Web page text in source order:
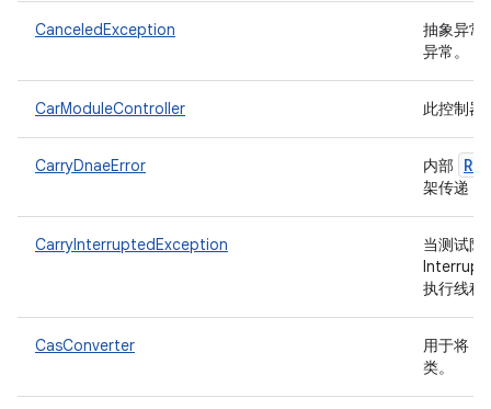
CanceledException
抽象异常
异常。
CarModuleController 此控制器
CarryDnaeError 内部
架传递
CarryInterruptedException
当测试阶
执行线
CasConverter
用于将
类。